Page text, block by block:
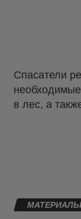
Спасатели
в лес, а